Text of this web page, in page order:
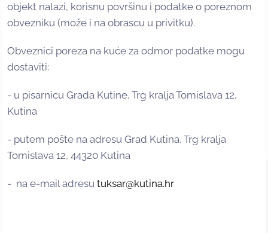
objekt nalazi, korisnu površinu i podatke o poreznom
obvezniku (može i na obrascu u privitku).
Obveznici poreza na kuće za odmor podatke mogu
dostaviti:
- u pisarnicu Grada Kutine, Trg kralja Tomislava 12,
Kutina
- putem pošte na adresu Grad Kutina, Trg kralja
Tomislava 12, 44320 Kutina
- na e-mail adresu tuksar@kutina.hr